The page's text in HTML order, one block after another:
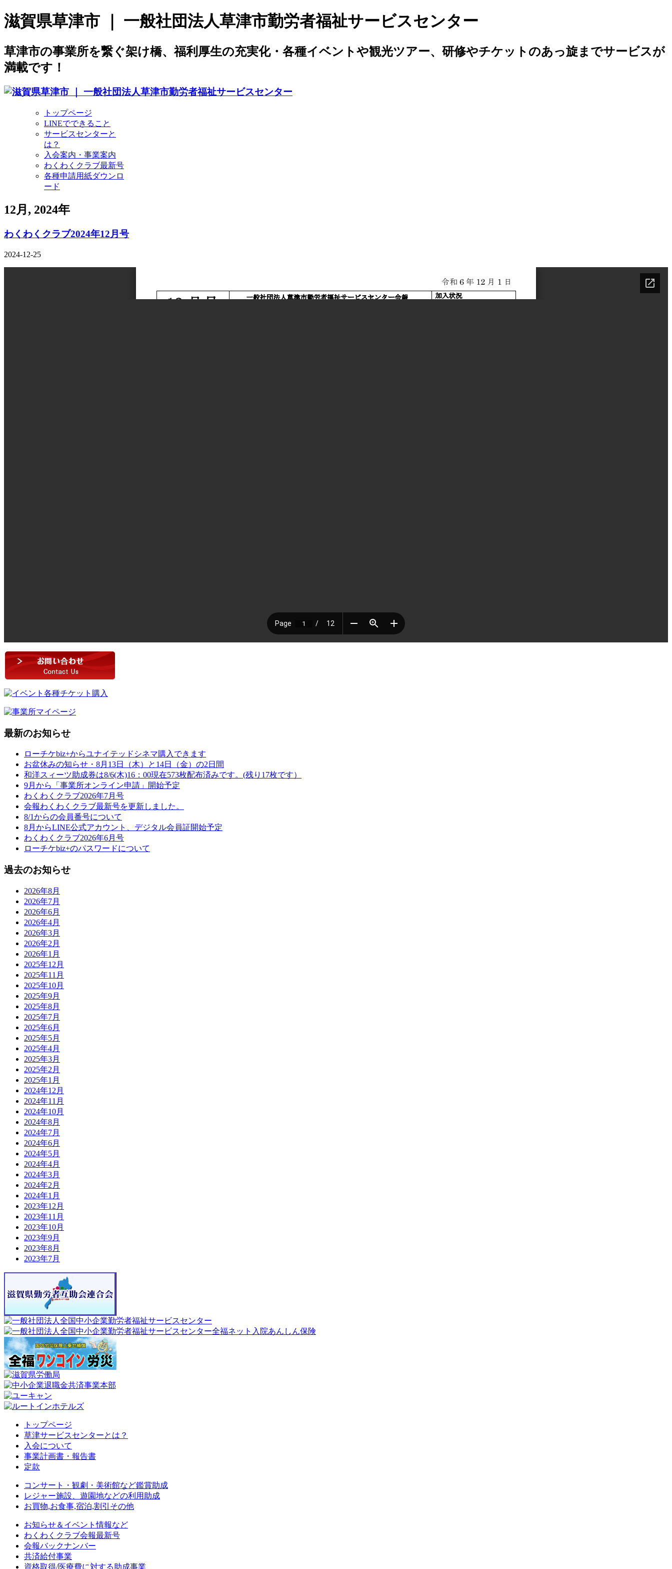
滋賀県草津市 ｜ 一般社団法人草津市勤労者福祉サービスセンター
草津市の事業所を繋ぐ架け橋、福利厚生の充実化・各種イベントや観光ツアー、研修やチケットのあっ旋までサービスが
満載です！
トップページ
LINEでできること
サービスセンターと
は？
入会案内・事業案内
わくわくクラブ最新号
各種申請用紙ダウンロ
ード
12月, 2024年
わくわくクラブ2024年12月号
2024-12-25
最新のお知らせ
ローチケbiz+からユナイテッドシネマ購入できます
お盆休みの知らせ・8月13日（木）と14日（金）の2日間
和洋スィーツ助成券は8/6(木)16：00現在573枚配布済みです。(残り17枚です）
9月から「事業所オンライン申請」開始予定
わくわくクラブ2026年7月号
会報わくわくクラブ最新号を更新しました。
8/1からの会員番号について
8月からLINE公式アカウント、デジタル会員証開始予定
わくわくクラブ2026年6月号
ローチケbiz+のパスワードについて
過去のお知らせ
2026年8月
2026年7月
2026年6月
2026年4月
2026年3月
2026年2月
2026年1月
2025年12月
2025年11月
2025年10月
2025年9月
2025年8月
2025年7月
2025年6月
2025年5月
2025年4月
2025年3月
2025年2月
2025年1月
2024年12月
2024年11月
2024年10月
2024年8月
2024年7月
2024年6月
2024年5月
2024年4月
2024年3月
2024年2月
2024年1月
2023年12月
2023年11月
2023年10月
2023年9月
2023年8月
2023年7月
トップページ
草津サービスセンターとは？
入会について
事業計画書・報告書
定款
コンサート・観劇・美術館など鑑賞助成
レジャー施設、遊園地などの利用助成
お買物,お食事,宿泊,割引その他
お知らせ＆イベント情報など
わくわくクラブ会報最新号
会報バックナンバー
共済給付事業
資格取得/医療費に対する助成事業